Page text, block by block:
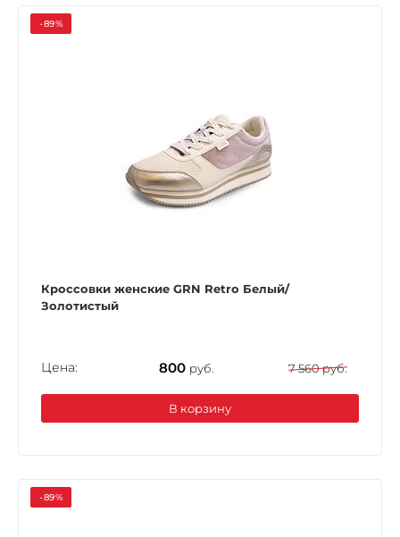
-89%
Кроссовки женские GRN Retro Белый/
Золотистый
Цена: 800 руб. 7 560 руб.
В корзину
-89%